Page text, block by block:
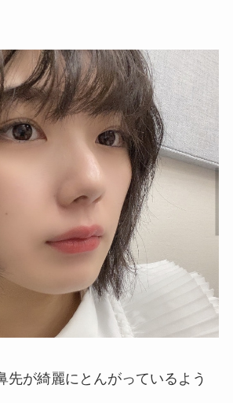
先が綺麗にとんがっているよう